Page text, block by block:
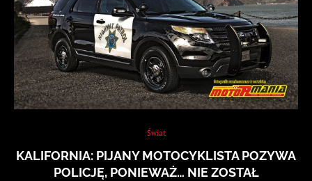
Świat
KALIFORNIA: PIJANY MOTOCYKLISTA POZYWA
POLICJĘ, PONIEWAŻ… NIE ZOSTAŁ